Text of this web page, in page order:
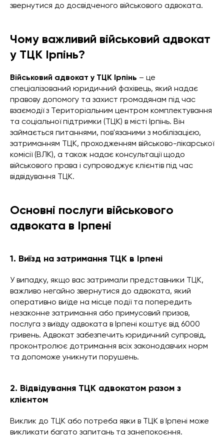
звернутися до досвідченого військового адвоката.
Чому важливий військовий адвокат
у ТЦК Ірпінь?
Військовий адвокат у ТЦК Ірпінь – це
спеціалізований юридичний фахівець, який надає
правову допомогу та захист громадянам під час
взаємодії з Територіальним центром комплектування
та соціальної підтримки (ТЦК) в місті Ірпінь. Він
займається питаннями, пов'язаними з мобілізацією,
затриманням ТЦК, проходженням військово-лікарської
комісії (ВЛК), а також надає консультації щодо
військового права і супроводжує клієнтів під час
відвідування ТЦК.
Основні послуги військового
адвоката в Ірпені
1. Виїзд на затримання ТЦК в Ірпені
У випадку, якщо вас затримали представники ТЦК,
важливо негайно звернутися до адвоката, який
оперативно виїде на місце події та попередить
незаконне затримання або примусовий призов,
послуга з виїзду адвоката в Ірпені коштує від 6000
гривень. Адвокат забезпечить юридичний супровід,
проконтролює дотримання всіх законодавчих норм
та допоможе уникнути порушень.
2. Відвідування ТЦК адвокатом разом з
клієнтом
Виклик до ТЦК або потреба явки в ТЦК в Ірпені може
викликати багато запитань та занепокоєння.